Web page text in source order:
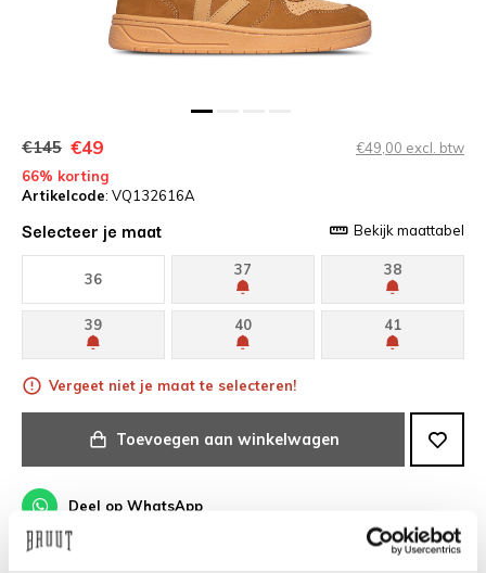
€145 €49
€49,00 excl. btw
66% korting
Artikelcode: VQ132616A
Selecteer je maat Bekijk maattabel
36
37 38
39 40 41
Vergeet niet je maat te selecteren!
Toevoegen aan winkelwagen
Deel op WhatsApp